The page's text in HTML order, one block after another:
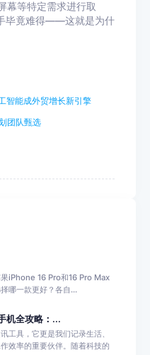
幕等特定需求进行取
毕竟难得——这就是为什
智能成外贸增长新引擎
团队甄选
iPhone 16 Pro和16 Pro Max
哪一款更好？各自...
机全攻略：...
工具，它更是我们记录生活、
效率的重要伙伴。随着科技的